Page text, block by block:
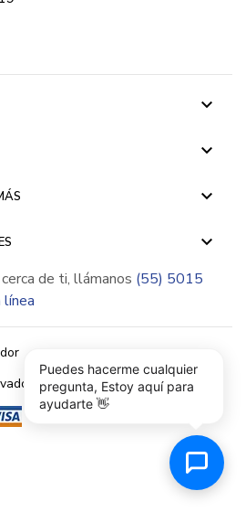
keyboard_arrow_down
keyboard_arrow_down
keyboard_arrow_down
keyboard_arrow_down
cerca de ti, llámanos (55) 5015
línea
Puedes hacerme cualquier
pregunta, Estoy aquí para
ayudarte 👋